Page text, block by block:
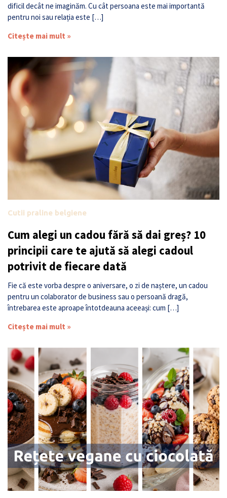
dificil decât ne imaginăm. Cu cât persoana este mai importantă
pentru noi sau relația este […]
Citește mai mult »
Cutii praline belgiene
Cum alegi un cadou fără să dai greș? 10
principii care te ajută să alegi cadoul
potrivit de fiecare dată
Fie că este vorba despre o aniversare, o zi de naștere, un cadou
pentru un colaborator de business sau o persoană dragă,
întrebarea este aproape întotdeauna aceeași: cum […]
Citește mai mult »